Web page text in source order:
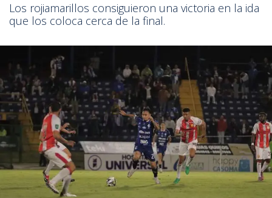
Los rojiamarillos consiguieron una victoria en la ida
que los coloca cerca de la final.